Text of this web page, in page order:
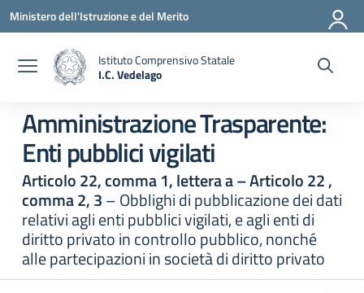
Vai ai contenuti
Vai al menu di navigazione
Vai al footer
Ministero dell'Istruzione e del Merito
Istituto Comprensivo Statale
I.C. Vedelago
— Visita la pagina iniziale della scuola
Amministrazione Trasparente:
Enti pubblici vigilati
Articolo 22, comma 1, lettera a – Articolo 22 ,
comma 2, 3– Obblighi di pubblicazione dei dati
relativi agli enti pubblici vigilati, e agli enti di
diritto privato in controllo pubblico, nonché
alle partecipazioni in società di diritto privato